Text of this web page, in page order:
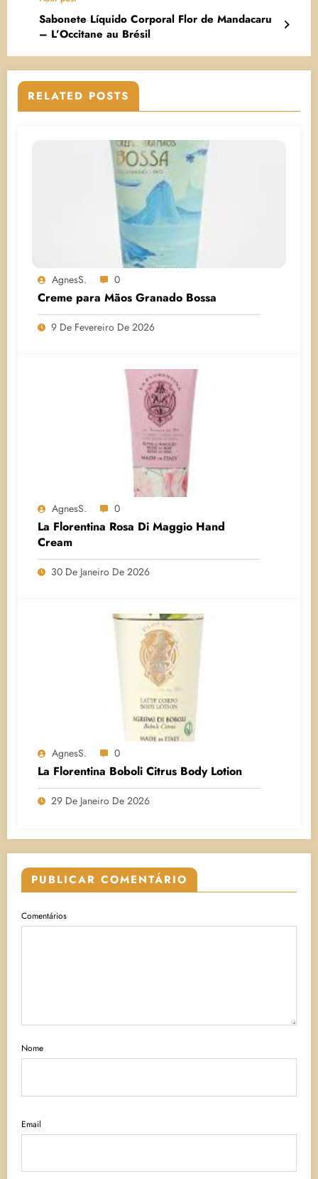
Sabonete Líquido Corporal Flor de Mandacaru
– L’Occitane au Brésil
RELATED POSTS
AgnesS. 0
Creme para Mãos Granado Bossa
9 De Fevereiro De 2026
AgnesS. 0
La Florentina Rosa Di Maggio Hand
Cream
30 De Janeiro De 2026
AgnesS. 0
La Florentina Boboli Citrus Body Lotion
29 De Janeiro De 2026
PUBLICAR COMENTÁRIO
Comentários
Nome
Email